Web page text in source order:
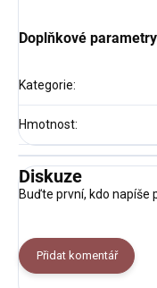
Doplňkové parametry
Kategorie:
Hmotnost:
Diskuze
Buďte první, kdo napíše
Přidat komentář